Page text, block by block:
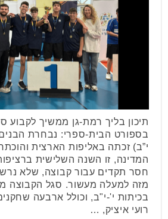
תיכון בליך רמת-גן ממשיך לקבוע
בספורט הבית-ספרי: נבחרת הבנים
י”ב) זכתה באליפות הארצית
המדינה, זו השנה השלישית
חסר תקדים עבור קבוצה, שלא
מזה למעלה מעשור. סגל הקבוצה
בכיתות י'-י"ב, וכולל ארבעה
רועי איציק, …